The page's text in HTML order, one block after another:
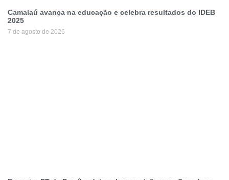
Camalaú avança na educação e celebra resultados do IDEB
2025
7 de agosto de 2026